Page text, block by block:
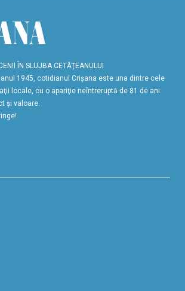
ÎN SLUJBA CETĂŢEANULUI
anul 1945, cotidianul Crişana este una dintre cele
locale, cu o apariţie neîntreruptă de 81 de ani.
şi valoare.